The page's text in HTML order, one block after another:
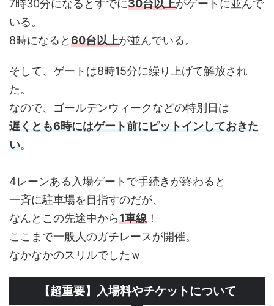
7時30分になるとすでに30台以上がゲートに並んで
いる。
8時になると60台以上が並んでいる。
そして、ゲートは8時15分に繰り上げて解放され
た。
なので、ゴールデンウィークなどの特別日は
遅くとも6時にはゲート前にピットインしておきた
い。
4レーンある入場ゲートで手続きが終わると
一斉に駐車場を目指すのだが、
なんとこの先途中から1車線 ！
ここまで一般人のガチレースが開催。
なかなかのスリルでしたｗ
【超重要】入場料やチケットについて